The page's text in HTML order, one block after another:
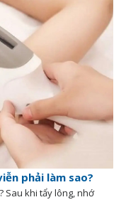
phải làm sao?
Sau khi tẩy lông, nhớ